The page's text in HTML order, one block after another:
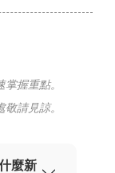
握重點。
請見諒。
麼新